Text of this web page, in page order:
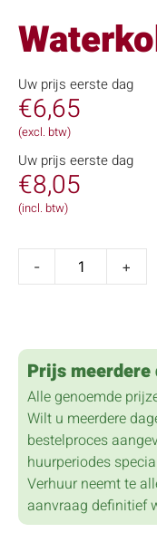
Uw prijs eerste dag
€6,65
(excl. btw)
Uw prijs eerste dag
€8,05
(incl. btw)
- +
Prijs meerdere
Alle genoemde
Wilt u meerdere
bestelproces
huurperiodes
Verhuur neemt te
aanvraag definitief